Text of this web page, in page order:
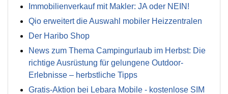
Immobilienverkauf mit Makler: JA oder NEIN!
Qio erweitert die Auswahl mobiler Heizzentralen
Der Haribo Shop
News zum Thema Campingurlaub im Herbst: Die
richtige Ausrüstung für gelungene Outdoor-
Erlebnisse – herbstliche Tipps
Gratis-Aktion bei Lebara Mobile - kostenlose SIM